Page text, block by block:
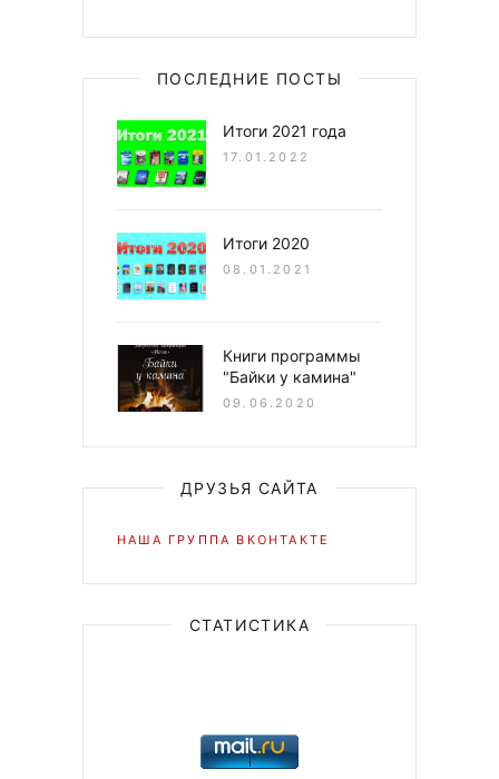
ПОСЛЕДНИЕ ПОСТЫ
Итоги 2021 года
17.01.2022
Итоги 2020
08.01.2021
Книги программы
"Байки у камина"
09.06.2020
ДРУЗЬЯ САЙТА
НАША ГРУППА ВКОНТАКТЕ
СТАТИСТИКА